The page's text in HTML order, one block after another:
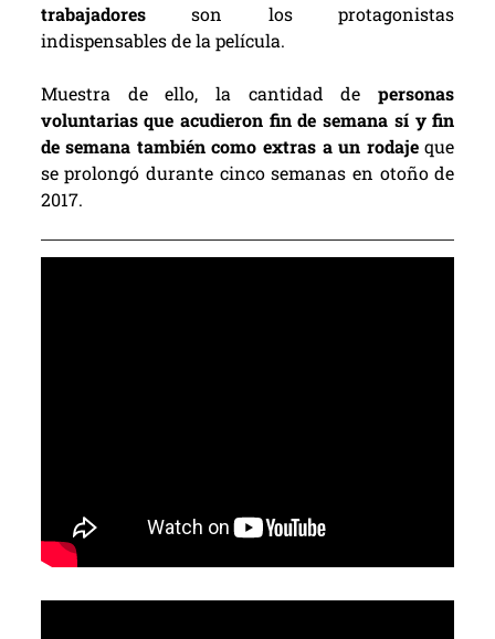
trabajadoresson los protagonistas
indispensables de la película.
Muestra de ello, la cantidad depersonas
voluntarias que acudieron fin de semana sí y fin
de semana también como extras a un rodajeque
se prolongó durante cinco semanas en otoño de
2017.